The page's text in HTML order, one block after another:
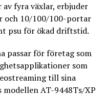
av fyra växlar, erbjuder
och 10/100/100-portar
psu för ökad driftstid.
passar för företag som
som
till sina
AT-9448Ts/XP